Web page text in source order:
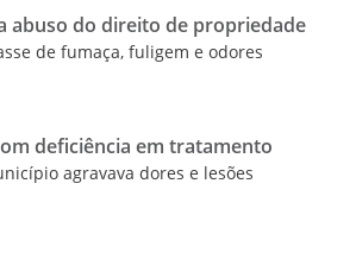
abuso do direito de propriedade
de fumaça, fuligem e odores
deficiência em tratamento
agravava dores e lesões